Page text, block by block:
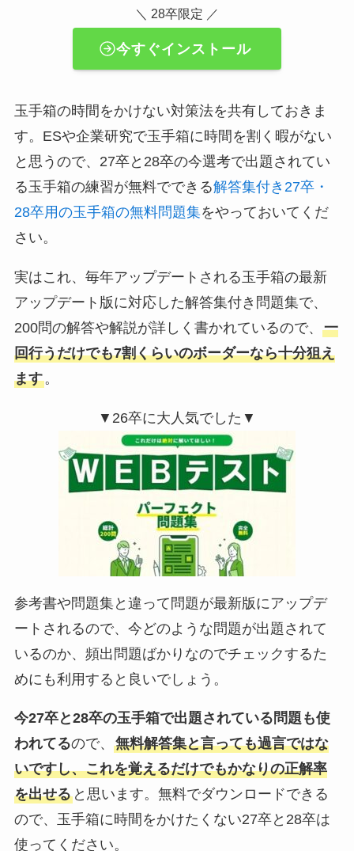
＼ 28卒限定 ／
今すぐインストール
玉手箱の時間をかけない対策法を共有しておきま
す。ESや企業研究で玉手箱に時間を割く暇がない
と思うので、27卒と28卒の今選考で出題されてい
る玉手箱の練習が無料でできる解答集付き27卒・
28卒用の玉手箱の無料問題集をやっておいてくだ
さい。
実はこれ、毎年アップデートされる玉手箱の最新
アップデート版に対応した解答集付き問題集で、
200問の解答や解説が詳しく書かれているので、 一
回行うだけでも7割くらいのボーダーなら十分狙え
ます。
▼26卒に大人気でした▼
参考書や問題集と違って問題が最新版にアップデ
ートされるので、今どのような問題が出題されて
いるのか、頻出問題ばかりなのでチェックするた
めにも利用すると良いでしょう。
今27卒と28卒の玉手箱で出題されている問題も使
われてるので、 無料解答集と言っても過言ではな
いですし、これを覚えるだけでもかなりの正解率
を出せると思います。無料でダウンロードできる
ので、玉手箱に時間をかけたくない27卒と28卒は
使ってください。